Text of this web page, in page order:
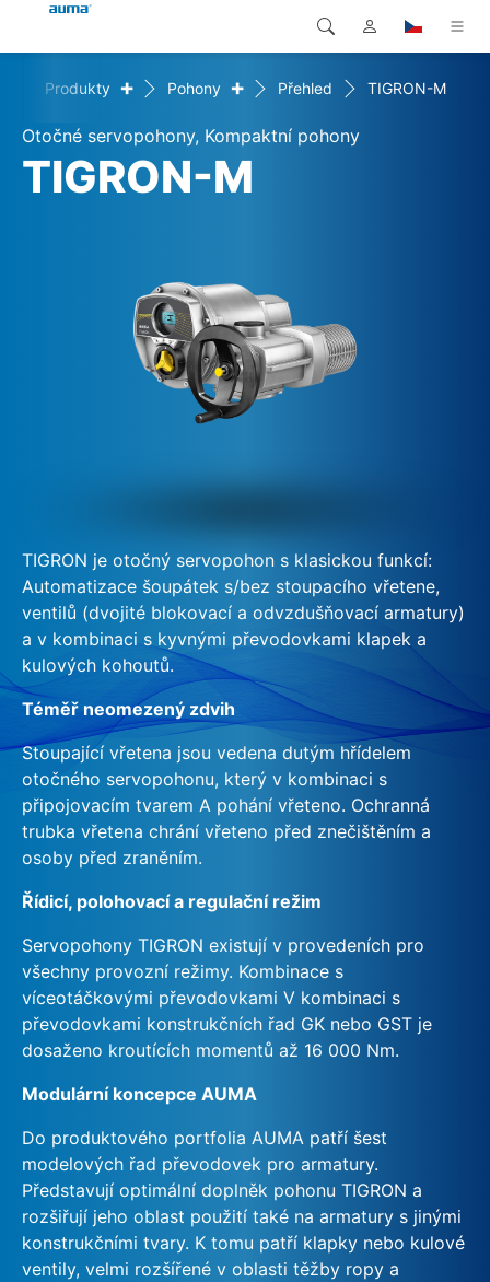
Produkty
Řešení
Společnost
Global
Evropa
Severní Amerika
Vyhledávání
Produkty + Pohony + Přehled TIGRON-M
Otočné servopohony, Kompaktní pohony
TIGRON-M
TIGRON je otočný servopohon s klasickou funkcí:
Automatizace šoupátek s/bez stoupacího vřetene,
ventilů (dvojité blokovací a odvzdušňovací armatury)
a v kombinaci s kyvnými převodovkami klapek a
kulových kohoutů.
Téměř neomezený zdvih
Stoupající vřetena jsou vedena dutým hřídelem
otočného servopohonu, který v kombinaci s
připojovacím tvarem A pohání vřeteno. Ochranná
trubka vřetena chrání vřeteno před znečištěním a
osoby před zraněním.
Řídicí, polohovací a regulační režim
Servopohony TIGRON existují v provedeních pro
všechny provozní režimy. Kombinace s
víceotáčkovými převodovkami V kombinaci s
převodovkami konstrukčních řad GK nebo GST je
dosaženo kroutících momentů až 16 000 Nm.
Modulární koncepce AUMA
Do produktového portfolia AUMA patří šest
modelových řad převodovek pro armatury.
Představují optimální doplněk pohonu TIGRON a
rozšiřují jeho oblast použití také na armatury s jinými
konstrukčními tvary. K tomu patří klapky nebo kulové
ventily, velmi rozšířené v oblasti těžby ropy a